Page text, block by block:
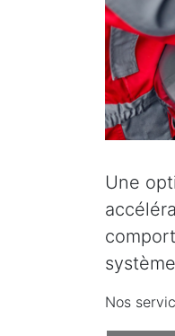
Une
Nos